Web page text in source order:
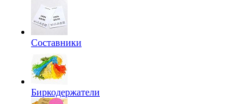
Составники
Биркодержатели